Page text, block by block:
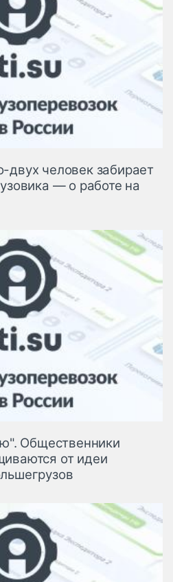
двух человек забирает
— о работе на
Общественники
от идеи